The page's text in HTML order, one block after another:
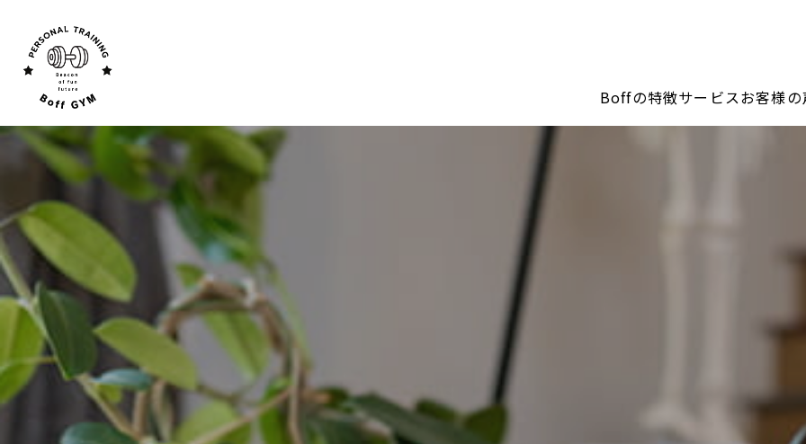
Boffの特徴サービスお客様